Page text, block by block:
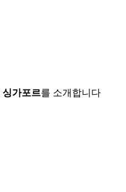
싱가포르를 소개합니다